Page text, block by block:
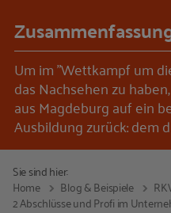
Um im "Wettkampf um
das Nachsehen zu
aus Magdeburg auf ein
Ausbildung zurück: dem
Sie sind hier:
Home
Blog & Beispiele
2 Abschlüsse und Profi im